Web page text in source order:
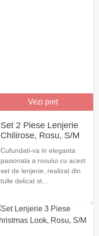
Vezi preț
Set 2 Piese Lenjerie
Chilirose, Rosu, S/M
Cufundati-va in eleganta
pasionala a rosului cu acest
set de lenjerie, realizat din
tulle delicat st...